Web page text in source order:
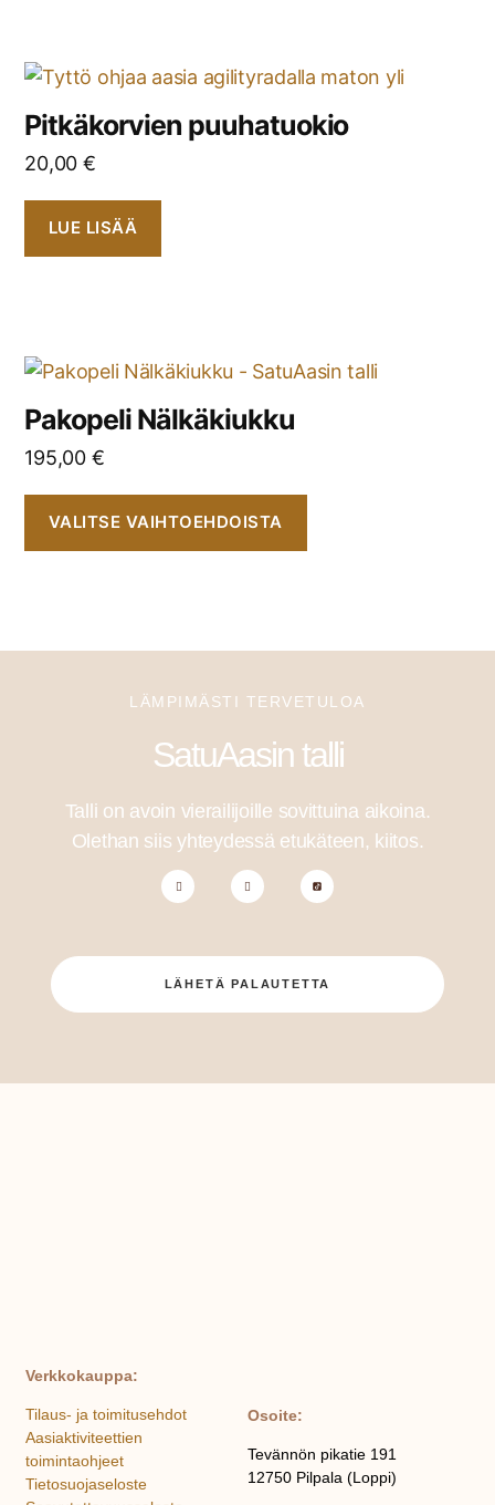
Pitkäkorvien puuhatuokio
20,00 €
LUE LISÄÄ
Pakopeli Nälkäkiukku
195,00 €
VALITSE VAIHTOEHDOISTA
LÄMPIMÄSTI TERVETULOA
SatuAasin talli
Talli on avoin vierailijoille sovittuina aikoina.
Olethan siis yhteydessä etukäteen, kiitos.
LÄHETÄ PALAUTETTA
Osoite:
Tevännön pikatie 191
12750 Pilpala (Loppi)
Verkkokauppa:
Tilaus- ja toimitusehdot
Aasiaktiviteettien
toimintaohjeet
Tietosuojaseloste